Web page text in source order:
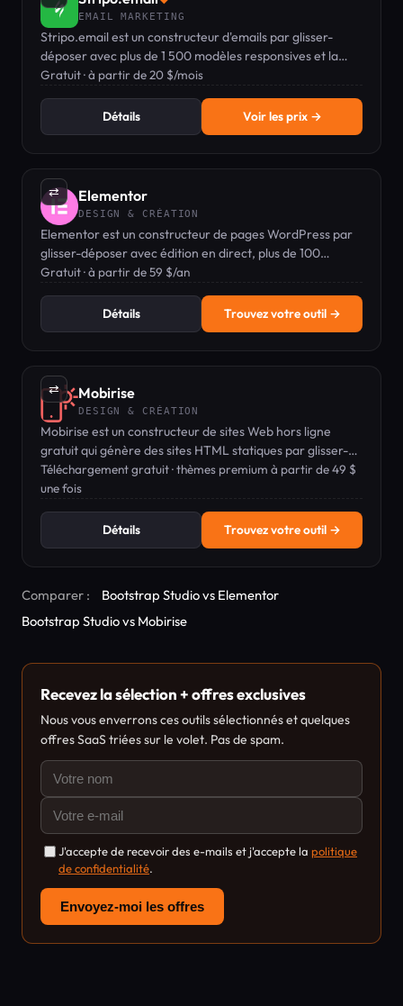
EMAIL MARKETING
Stripo.email est un constructeur d'emails par glisser-
déposer avec plus de 1 500 modèles responsives et la
prise en charge de l'AMP.
Gratuit · à partir de 20 $/mois
Détails Voir les prix →
⇄ Elementor
DESIGN & CRÉATION
Elementor est un constructeur de pages WordPress par
glisser-déposer avec édition en direct, plus de 100
widgets et des fonctionnalités de constructeur de thème.
Gratuit · à partir de 59 $/an
Détails Trouvez votre outil →
⇄ Mobirise
DESIGN & CRÉATION
Mobirise est un constructeur de sites Web hors ligne
gratuit qui génère des sites HTML statiques par glisser-
déposer, sans codage.
Téléchargement gratuit · thèmes premium à partir de 49 $
une fois
Détails Trouvez votre outil →
Comparer :
Bootstrap Studio vs Elementor
Bootstrap Studio vs Mobirise
Recevez la sélection + offres exclusives
Nous vous enverrons ces outils sélectionnés et quelques
offres SaaS triées sur le volet. Pas de spam.
J'accepte de recevoir des e-mails et j'accepte la politique
de confidentialité.
Envoyez-moi les offres